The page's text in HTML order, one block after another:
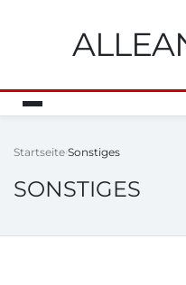
Startseite Sonstiges
SONSTIGES